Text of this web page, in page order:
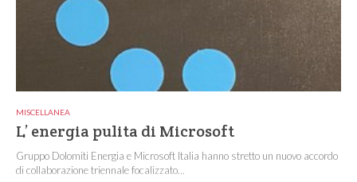
MISCELLANEA
L’ energia pulita di Microsoft
Gruppo Dolomiti Energia e Microsoft Italia hanno stretto un nuovo accordo
di collaborazione triennale focalizzato...